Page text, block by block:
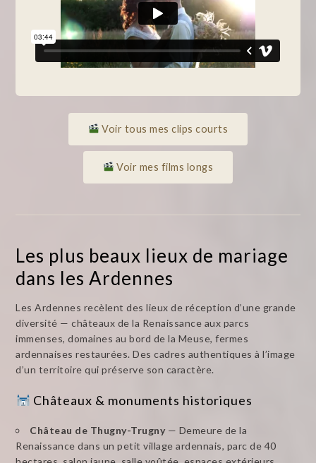
Voir tous mes clips courts
Voir mes films longs
Les plus beaux lieux de mariage
dans les Ardennes
Les Ardennes recèlent des lieux de réception d’une grande
diversité — châteaux de la Renaissance aux parcs
immenses, domaines au bord de la Meuse, fermes
ardennaises restaurées. Des cadres authentiques à l’image
d’un territoire qui préserve son caractère.
Châteaux & monuments historiques
Château de Thugny-Trugny— Demeure de la
Renaissance dans un petit village ardennais, parc de 40